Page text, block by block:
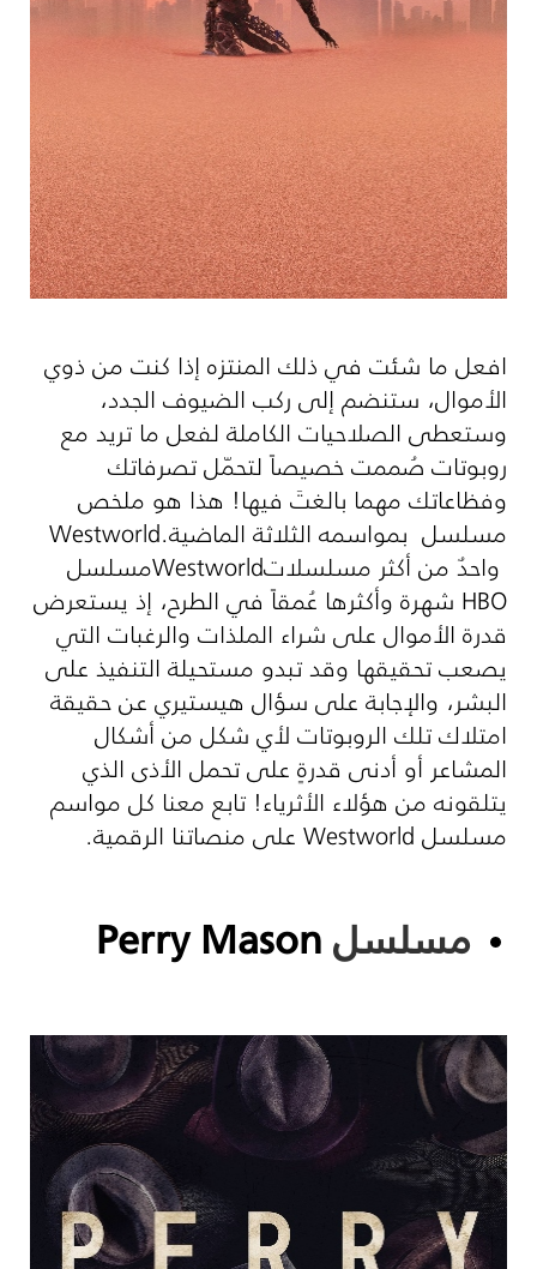
افعل ما شئت في ذلك المنتزه إذا كنت من ذوي
الأموال، ستنضم إلى ركب الضيوف الجدد،
وستعطى الصلاحيات الكاملة لفعل ما تريد مع
روبوتات صُممت خصيصاً لتحمّل تصرفاتك
وفظاعاتك مهما بالغتَ فيها! هذا هو ملخص
مسلسل Westworldبمواسمه الثلاثة الماضية.
مسلسلWestworldواحدٌ من أكثر مسلسلات
HBO شهرة وأكثرها عُمقاً في الطرح، إذ يستعرض
قدرة الأموال على شراء الملذات والرغبات التي
يصعب تحقيقها وقد تبدو مستحيلة التنفيذ على
البشر، والإجابة على سؤال هيستيري عن حقيقة
امتلاك تلك الروبوتات لأي شكل من أشكال
المشاعر أو أدنى قدرةٍ على تحمل الأذى الذي
يتلقونه من هؤلاء الأثرياء! تابع معنا كل مواسم
مسلسل Westworld على منصاتنا الرقمية.
مسلسلPerry Mason